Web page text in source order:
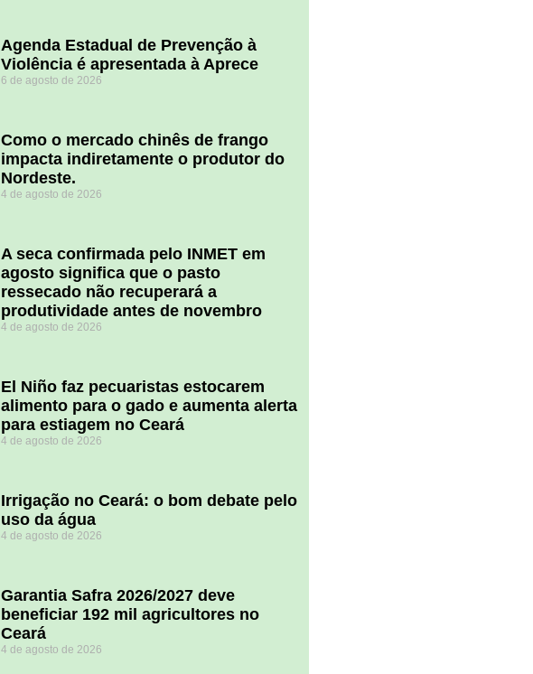
Agenda Estadual de Prevenção à
Violência é apresentada à Aprece
6 de agosto de 2026
​Como o mercado chinês de frango
impacta indiretamente o produtor do
Nordeste.
4 de agosto de 2026
A seca confirmada pelo INMET em
agosto significa que o pasto
ressecado não recuperará a
produtividade antes de novembro
4 de agosto de 2026
El Niño faz pecuaristas estocarem
alimento para o gado e aumenta alerta
para estiagem no Ceará
4 de agosto de 2026
Irrigação no Ceará: o bom debate pelo
uso da água
4 de agosto de 2026
Garantia Safra 2026/2027 deve
beneficiar 192 mil agricultores no
Ceará
4 de agosto de 2026